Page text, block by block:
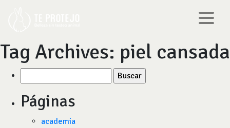
Tag Archives: piel cansada
por:
Páginas
academia